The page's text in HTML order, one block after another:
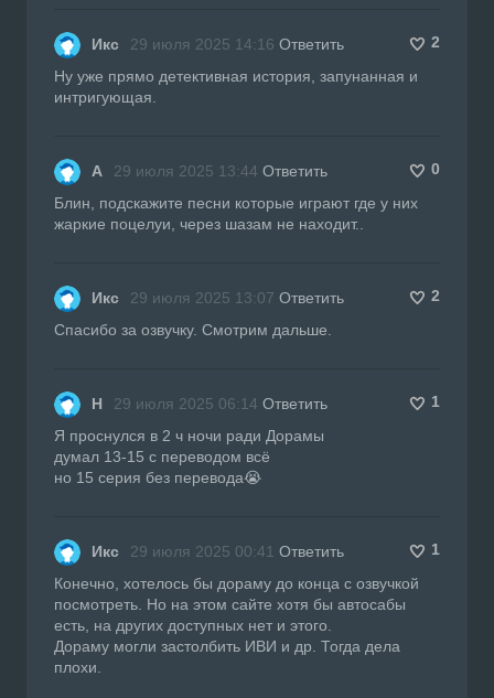
Икс 29 июля 2025 14:16 Ответить
2
Ну уже прямо детективная история, запунанная и
интригующая.
А 29 июля 2025 13:44 Ответить
0
Блин, подскажите песни которые играют где у них
жаркие поцелуи, через шазам не находит..
Икс 29 июля 2025 13:07 Ответить
2
Спасибо за озвучку. Смотрим дальше.
Н 29 июля 2025 06:14 Ответить
1
Я проснулся в 2 ч ночи ради Дорамы
думал 13-15 с переводом всё
но 15 серия без перевода😭
Икс 29 июля 2025 00:41 Ответить
1
Конечно, хотелось бы дораму до конца с озвучкой
посмотреть. Но на этом сайте хотя бы автосабы
есть, на других доступных нет и этого.
Дораму могли застолбить ИВИ и др. Тогда дела
плохи.